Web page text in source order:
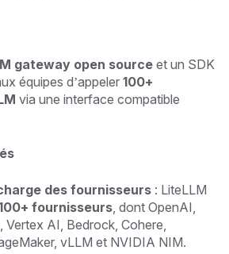
gateway open source et un SDK
équipes d’appeler 100+
via une interface compatible
des fournisseurs : LiteLLM
fournisseurs, dont OpenAI,
Vertex AI, Bedrock, Cohere,
vLLM et NVIDIA NIM.